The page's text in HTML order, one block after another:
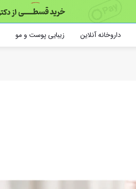
داروخانه آنلاین زیبایی پوست و مو